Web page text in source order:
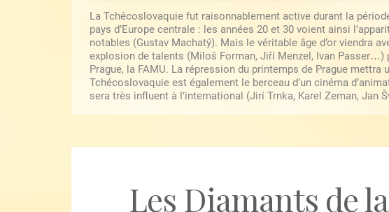
La Tchécoslovaquie fut raisonnablement active durant la
pays d’Europe centrale : les années 20 et 30 voient ainsi
notables (Gustav Machatý). Mais le véritable âge d’or viendra
explosion de talents (Miloš Forman, Jiří Menzel, Ivan Passer…)
Prague, la FAMU. La répression du printemps de Prague
Tchécoslovaquie est également le berceau d’un cinéma
sera très influent à l’international (Jirí Trnka, Karel Zeman, Jan
Les Diamants de